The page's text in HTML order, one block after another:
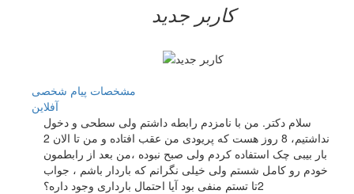
کاربر جدید
مشخصات پیام شخصی
آفلاين
سلام دکتر. من با نامزدم رابطه داشتم ولی سطحی و دخول
نداشتیم، 8 روز هست که پریودی من عقب افتاده و من تا الان 2
بار بیبی چک استفاده کردم ولی صبح نبوده ،من بعد از رابطمون
خودم رو کامل شستم ولی خیلی نگرانم که باردار باشم ، جواب
2تا تستم منفی بود آیا احتمال بارداری وجود داره؟